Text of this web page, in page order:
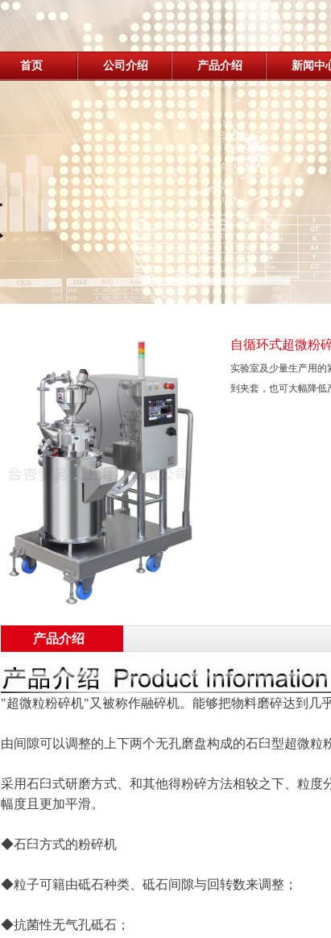
首页 公司介绍 产品介绍 新闻中
自循环式超微粉
实验室及少量生产用的
到夹套，也可大幅降低
产品介绍
"超微粒粉碎机"又被称作融碎机。能够把物料磨碎达到几
由间隙可以调整的上下两个无孔磨盘构成的石臼型超微粒
采用石臼式研磨方式、和其他得粉碎方法相较之下、粒度
幅度且更加平滑。
◆石臼方式的粉碎机
◆粒子可籍由砥石种类、砥石间隙与回转数来调整；
◆抗菌性无气孔砥石；